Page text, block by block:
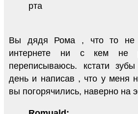
рта
Вы дядя Рома , что то не
интернете ни с кем не
переписываюсь. кстати
день и написав , что у меня
вы погорячились, наверно на